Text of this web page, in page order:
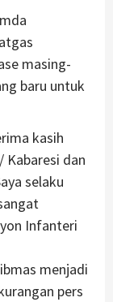
masing-
baru untuk
kasih
Kabaresi dan
selaku
Infanteri
menjadi
pers